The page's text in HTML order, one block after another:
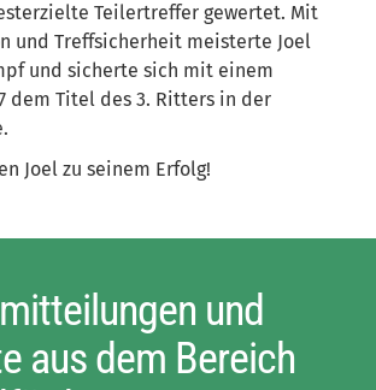
Teilertreffer gewertet. Mit
und Treffsicherheit meisterte Joel
und sicherte sich mit einem
dem Titel des 3. Ritters in der
Joel zu seinem Erfolg!
und
aus dem Bereich